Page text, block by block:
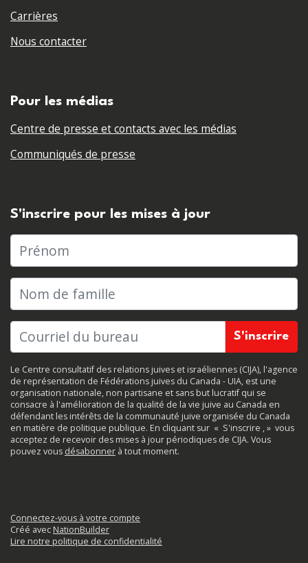
Carrières
Nous contacter
Pour les médias
Centre de presse et contacts avec les médias
Communiqués de presse
S'inscrire pour les mises à jour
Prénom
Nom de famille
Le Centre consultatif des relations juives et israéliennes (CIJA), l'agence
de représentation de Fédérations juives du Canada - UIA, est une
organisation nationale, non partisane et sans but lucratif qui se
consacre à l'amélioration de la qualité de la vie juive au Canada en
défendant les intérêts de la communauté juive organisée du Canada
en matière de politique publique. En cliquant sur « S'inscrire , » vous
acceptez de recevoir des mises à jour périodiques de CIJA. Vous
pouvez vous désabonner à tout moment.
Connectez-vous à votre compte
Créé avec NationBuilder
Lire notre politique de confidentialité